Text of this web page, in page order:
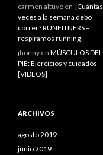
carmen altuve en ¿Cuántas
veces a la semana debo
correr? RUNFITNERS –
respiramos running
jhonny en MÚSCULOS DEL
PIE: Ejercicios y cuidados
[VIDEOS]
ARCHIVOS
agosto 2019
junio 2019